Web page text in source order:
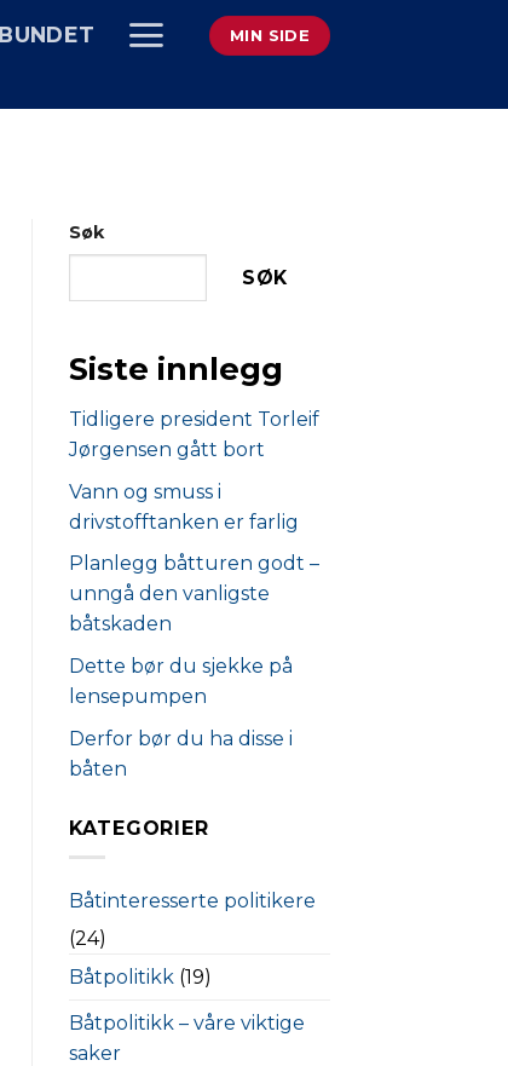
MIN SIDE
Søk
SØK
Siste innlegg
Tidligere president Torleif
Jørgensen gått bort
Vann og smuss i
drivstofftanken er farlig
Planlegg båtturen godt –
unngå den vanligste
båtskaden
Dette bør du sjekke på
lensepumpen
Derfor bør du ha disse i
båten
KATEGORIER
Båtinteresserte politikere
(24)
Båtpolitikk(19)
Båtpolitikk – våre viktige
saker